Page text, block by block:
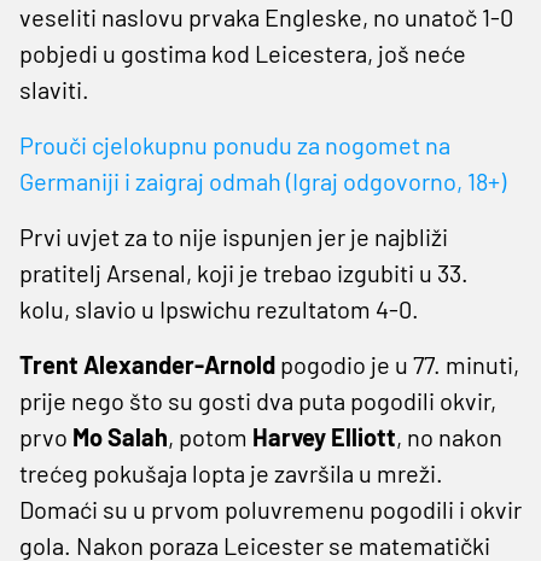
veseliti naslovu prvaka Engleske, no unatoč 1-0
pobjedi u gostima kod Leicestera, još neće
slaviti.
Prouči cjelokupnu ponudu za nogomet na
Germaniji i zaigraj odmah (Igraj odgovorno, 18+)
Prvi uvjet za to nije ispunjen jer je najbliži
pratitelj Arsenal, koji je trebao izgubiti u 33.
kolu, slavio u Ipswichu rezultatom 4-0.
Trent Alexander-Arnold pogodio je u 77. minuti,
prije nego što su gosti dva puta pogodili okvir,
prvo Mo Salah, potom Harvey Elliott, no nakon
trećeg pokušaja lopta je završila u mreži.
Domaći su u prvom poluvremenu pogodili i okvir
gola. Nakon poraza Leicester se matematički